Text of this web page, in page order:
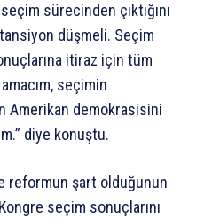
sürecinden çıktığını
düşmeli. Seçim
itiraz için tüm
seçimin
Amerikan demokrasisini
diye konuştu.
reformun şart olduğunun
seçim sonuçlarını